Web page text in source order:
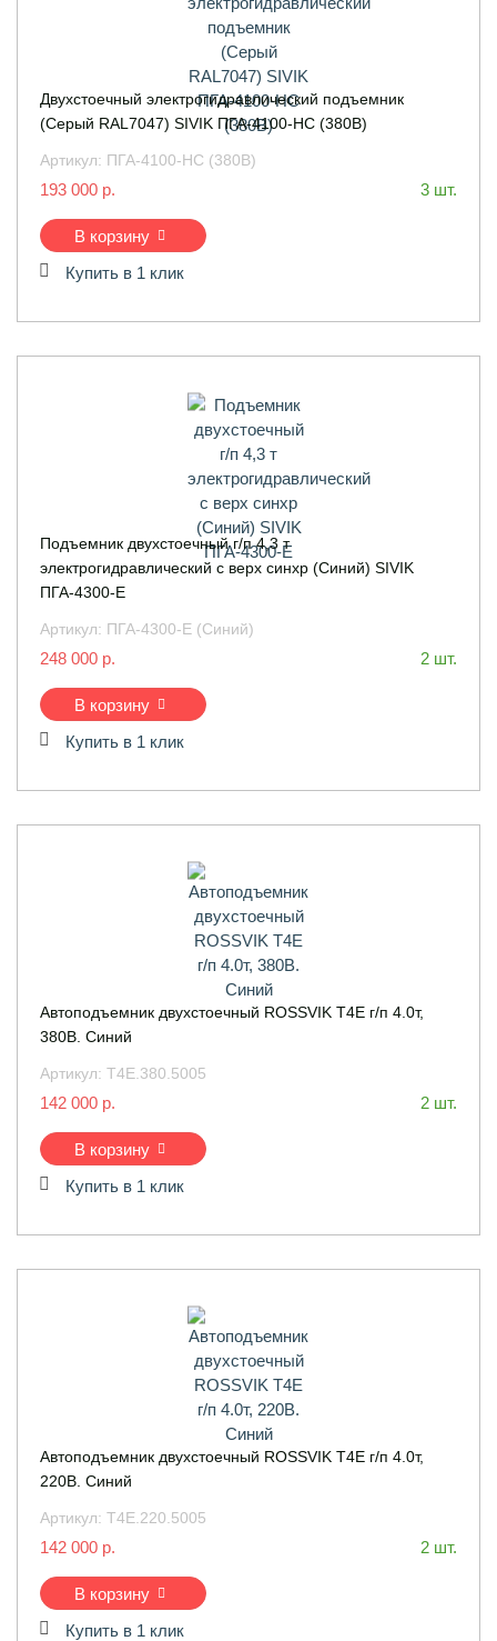
Двухстоечный электрогидравлический подъемник
(Серый RAL7047) SIVIK ПГА-4100-НС (380В)
Артикул: ПГА-4100-НС (380В)
193 000 р. 3 шт.
В корзину
Купить в 1 клик
Подъемник двухстоечный г/п 4,3 т
электрогидравлический с верх синхр (Синий) SIVIK
ПГА-4300-Е
Артикул: ПГА-4300-Е (Синий)
248 000 р. 2 шт.
В корзину
Купить в 1 клик
Автоподъемник двухстоечный ROSSVIK T4Е г/п 4.0т,
380В. Синий
Артикул: Т4Е.380.5005
142 000 р. 2 шт.
В корзину
Купить в 1 клик
Автоподъемник двухстоечный ROSSVIK T4Е г/п 4.0т,
220В. Синий
Артикул: Т4Е.220.5005
142 000 р. 2 шт.
В корзину
Купить в 1 клик